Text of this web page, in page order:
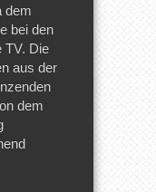
dem
bei den
TV. Die
aus der
dem